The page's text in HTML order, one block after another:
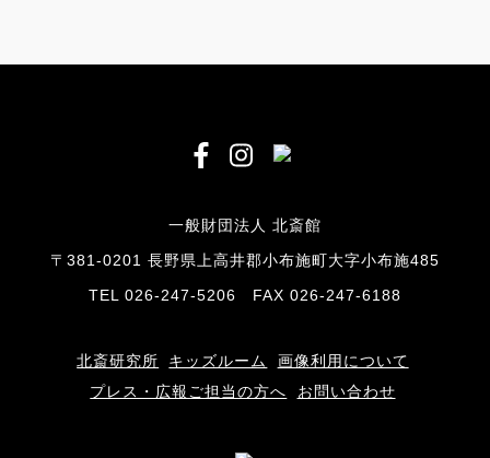
一般財団法人 北斎館
〒381-0201 長野県上高井郡小布施町大字小布施485
TEL 026-247-5206 FAX 026-247-6188
北斎研究所 キッズルーム
画像利用について
プレス・広報ご担当の方へ
お問い合わせ